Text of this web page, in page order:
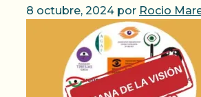
8 octubre, 2024 por Rocio